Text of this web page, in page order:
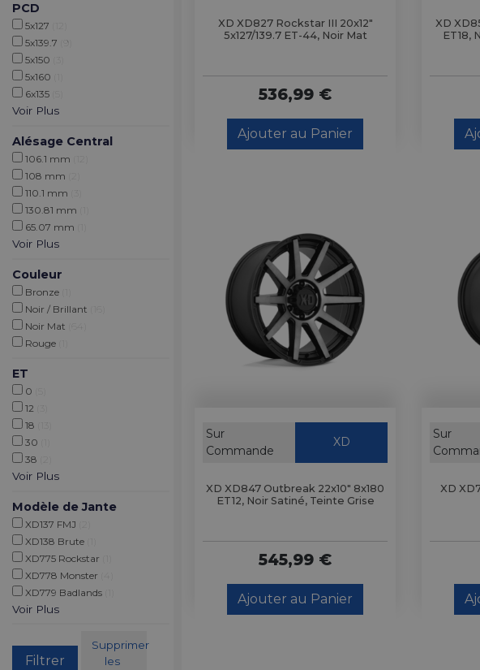
PCD
5x127
5x139.7
(9)
5x150
5x160
6x135
Voir Plus
Alésage Central
106.1 mm
108 mm
110.1 mm
130.81 mm
65.07 mm
Voir Plus
Couleur
Bronze
Noir / Brillant
Noir Mat
Rouge
ET
0
12
18
30
38
Voir Plus
Modèle de Jante
XD137 FMJ
XD138 Brute
XD775 Rockstar
XD778 Monster
XD779 Badlands
Voir Plus
Supprimer
les
XD XD827 Rockstar III 20x12"
5x127/139.7 ET-44, Noir Mat
536,99 €
Ajouter au Panier
XD
ET18,
Sur
Commande
XD
XD XD847 Outbreak 22x10" 8x180
ET12, Noir Satiné, Teinte Grise
545,99 €
Ajouter au Panier
Sur
XD